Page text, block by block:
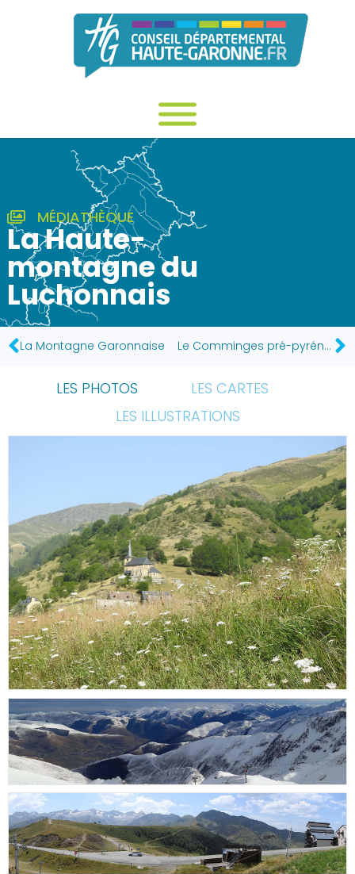
MÉDIATHÈQUE
La Haute-
montagne du
Luchonnais
La Montagne Garonnaise Le Comminges pré-pyréneen
LES PHOTOS
LES CARTES
LES ILLUSTRATIONS